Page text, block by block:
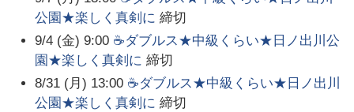
公園★楽しく真剣に 締切
9/4 (金) 9:00 ☕ダブルス★中級くらい★日ノ出川公
園★楽しく真剣に 締切
8/31 (月) 13:00 ☕ダブルス★中級くらい★日ノ出川
公園★楽しく真剣に 締切